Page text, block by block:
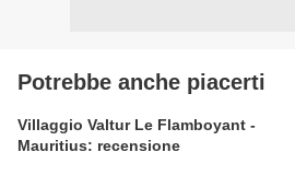
Potrebbe anche piacerti
Villaggio Valtur Le Flamboyant -
Mauritius: recensione